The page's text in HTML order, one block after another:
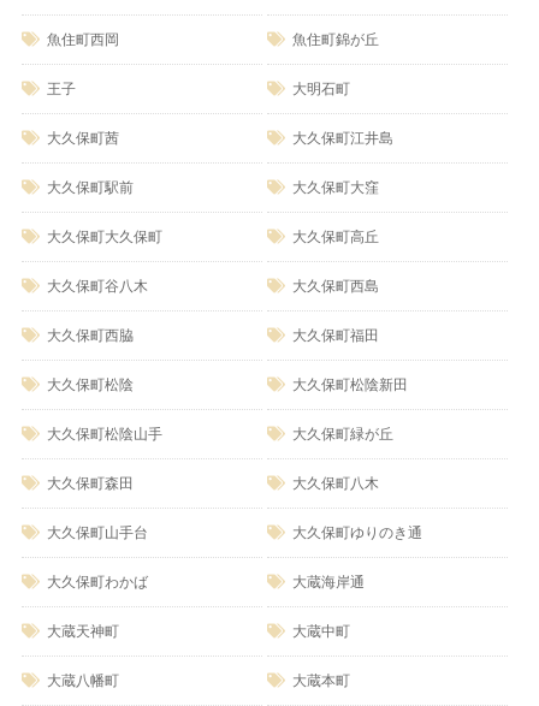
魚住町西岡 魚住町錦が丘
王子 大明石町
大久保町茜 大久保町江井島
大久保町駅前 大久保町大窪
大久保町大久保町 大久保町高丘
大久保町谷八木 大久保町西島
大久保町西脇 大久保町福田
大久保町松陰 大久保町松陰新田
大久保町松陰山手 大久保町緑が丘
大久保町森田 大久保町八木
大久保町山手台 大久保町ゆりのき通
大久保町わかば 大蔵海岸通
大蔵天神町 大蔵中町
大蔵八幡町 大蔵本町